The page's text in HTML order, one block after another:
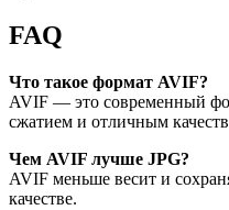
FAQ
Что такое формат AVIF?
AVIF — это современный
сжатием и отличным
Чем AVIF лучше JPG?
AVIF меньше весит и
качестве.